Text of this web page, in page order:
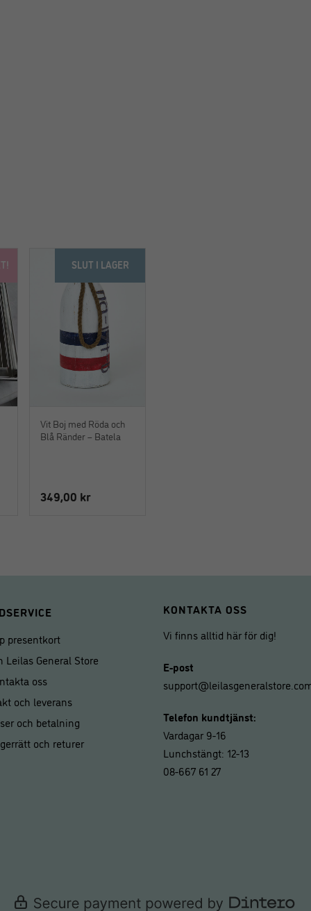
SLUT I LAGER
Vit Boj med Röda och
Blå Ränder – Batela
349,00 kr
presentkort
Leilas General Store
oss
och leverans
och betalning
och returer
KONTAKTA OSS
Vi finns alltid här för dig!
E-post
Telefon kundtjänst:
Vardagar 9-16
Lunchstängt: 12-13
08-667 61 27